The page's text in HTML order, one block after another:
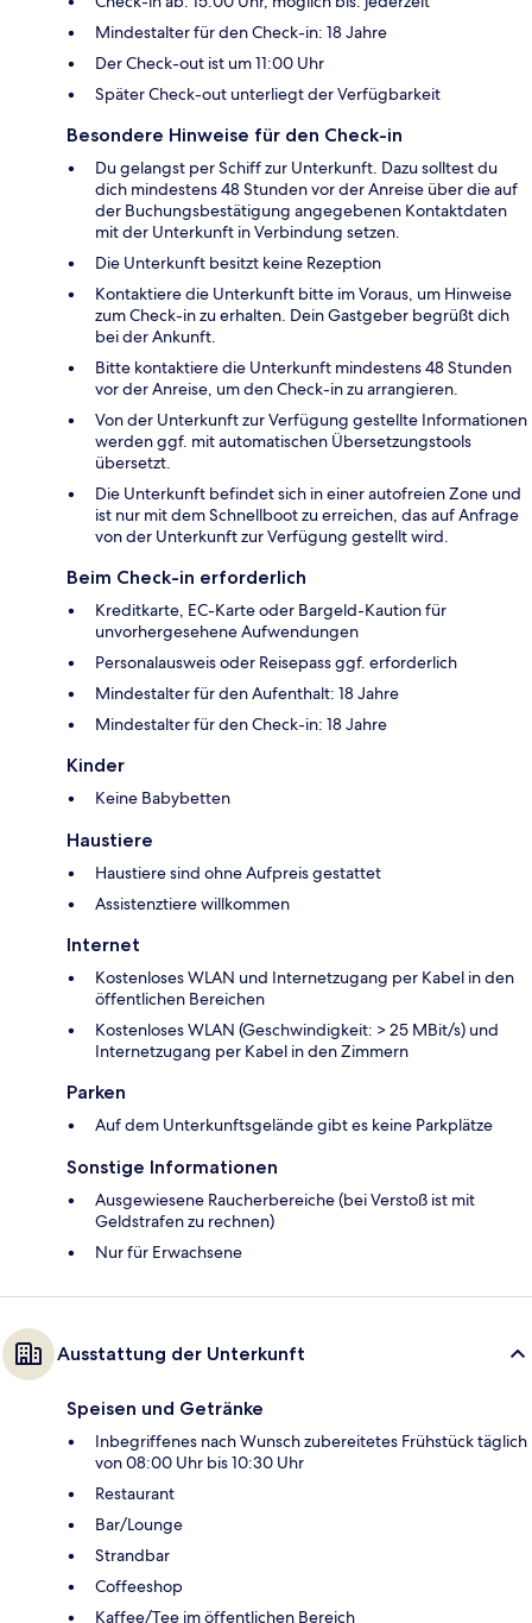
Mindestalter für den Check-in: 18 Jahre
Der Check-out ist um 11:00 Uhr
Später Check-out unterliegt der Verfügbarkeit
Besondere Hinweise für den Check-in
Du gelangst per Schiff zur Unterkunft. Dazu solltest du
dich mindestens 48 Stunden vor der Anreise über die auf
der Buchungsbestätigung angegebenen Kontaktdaten
mit der Unterkunft in Verbindung setzen.
Die Unterkunft besitzt keine Rezeption
Kontaktiere die Unterkunft bitte im Voraus, um Hinweise
zum Check-in zu erhalten. Dein Gastgeber begrüßt dich
bei der Ankunft.
Bitte kontaktiere die Unterkunft mindestens 48 Stunden
vor der Anreise, um den Check-in zu arrangieren.
Von der Unterkunft zur Verfügung gestellte Informationen
werden ggf. mit automatischen Übersetzungstools
übersetzt.
Die Unterkunft befindet sich in einer autofreien Zone und
ist nur mit dem Schnellboot zu erreichen, das auf Anfrage
von der Unterkunft zur Verfügung gestellt wird.
Beim Check-in erforderlich
Kreditkarte, EC-Karte oder Bargeld-Kaution für
unvorhergesehene Aufwendungen
Personalausweis oder Reisepass ggf. erforderlich
Mindestalter für den Aufenthalt: 18 Jahre
Mindestalter für den Check-in: 18 Jahre
Kinder
Keine Babybetten
Haustiere
Haustiere sind ohne Aufpreis gestattet
Assistenztiere willkommen
Internet
Kostenloses WLAN und Internetzugang per Kabel in den
öffentlichen Bereichen
Kostenloses WLAN (Geschwindigkeit: > 25 MBit/s) und
Internetzugang per Kabel in den Zimmern
Parken
Auf dem Unterkunftsgelände gibt es keine Parkplätze
Sonstige Informationen
Ausgewiesene Raucherbereiche (bei Verstoß ist mit
Geldstrafen zu rechnen)
Nur für Erwachsene
Ausstattung der Unterkunft
Speisen und Getränke
Inbegriffenes nach Wunsch zubereitetes Frühstück täglich
von 08:00 Uhr bis 10:30 Uhr
Restaurant
Bar/Lounge
Strandbar
Coffeeshop
Kaffee/Tee im öffentlichen Bereich